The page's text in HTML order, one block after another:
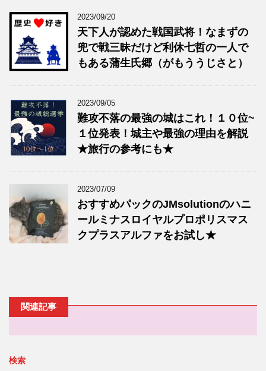
2023/09/20
天下人が認めた戦国武将！なまずの
兜で戦三昧だけど利休七哲の一人で
もある蒲生氏郷（がもううじさと）
2023/09/05
難攻不落の最強の城はこれ！１０位~
１位発表！城主や最強の理由を解説
★旅行の参考にも★
2023/07/09
おすすめパックのJMsolutionのハニ
ールミナスロイヤルプロポリスマス
クプラスアルファをお試し★
関連記事
検索